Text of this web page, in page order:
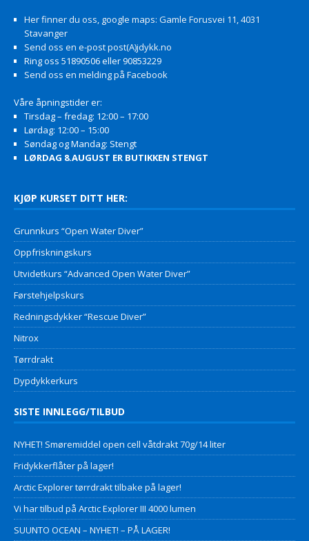
Her finner du oss, google maps: Gamle Forusvei 11, 4031
Stavanger
Send oss en e-post post(A)jdykk.no
Ring oss 51890506 eller 90853229
Send oss en melding på Facebook
Våre åpningstider er:
Tirsdag – fredag: 12:00 – 17:00
Lørdag: 12:00 – 15:00
Søndag og Mandag: Stengt
LØRDAG 8.AUGUST ER BUTIKKEN STENGT
KJØP KURSET DITT HER:
Grunnkurs “Open Water Diver”
Oppfriskningskurs
Utvidetkurs “Advanced Open Water Diver”
Førstehjelpskurs
Redningsdykker “Rescue Diver”
Nitrox
Tørrdrakt
Dypdykkerkurs
SISTE INNLEGG/TILBUD
NYHET! Smøremiddel open cell våtdrakt 70g/14 liter
Fridykkerflåter på lager!
Arctic Explorer tørrdrakt tilbake på lager!
Vi har tilbud på Arctic Explorer III 4000 lumen
SUUNTO OCEAN – NYHET! – PÅ LAGER!